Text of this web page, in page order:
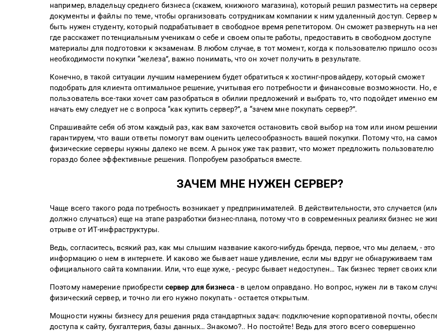
например, владельцу среднего бизнеса (скажем, книжного магазина), который решил разместить на
документы и файлы по теме, чтобы организовать сотрудникам компании к ним удаленный доступ. Сервер
быть нужен студенту, который подрабатывает в свободное время репетитором. Он сможет развернуть на
где расскажет потенциальным ученикам о себе и своем опыте работы, предоставить в свободном доступе
материалы для подготовки к экзаменам. В любом случае, в тот момент, когда к пользователю пришло
необходимости покупки “железа”, важно понимать, что он хочет получить в результате.
Конечно, в такой ситуации лучшим намерением будет обратиться к хостинг-провайдеру, который сможет
подобрать для клиента оптимальное решение, учитывая его потребности и финансовые возможности. Но,
пользователь все-таки хочет сам разобраться в обилии предложений и выбрать то, что подойдет именно
начать ему следует не с вопроса “как купить сервер?”, а “зачем мне покупать сервер?”.
Спрашивайте себя об этом каждый раз, как вам захочется остановить свой выбор на том или ином
гарантируем, что ваши ответы помогут вам оценить целесообразность вашей покупки. Потому что, на
физические серверы нужны далеко не всем. А рынок уже так развит, что может предложить пользователю
гораздо более эффективные решения. Попробуем разобраться вместе.
ЗАЧЕМ МНЕ НУЖЕН СЕРВЕР?
Чаще всего такого рода потребность возникает у предпринимателей. В действительности, это случается
должно случаться) еще на этапе разработки бизнес-плана, потому что в современных реалиях бизнес не
отрыве от ИТ-инфраструктуры.
Ведь, согласитесь, всякий раз, как мы слышим название какого-нибудь бренда, первое, что мы делаем, -
информацию о нем в интернете. И каково же бывает наше удивление, если мы вдруг не обнаруживаем там
официального сайта компании. Или, что еще хуже, - ресурс бывает недоступен… Так бизнес теряет своих
Поэтому намерение приобрести сервер для бизнеса- в целом оправдано. Но вопрос, нужен ли в таком
физический сервер, и точно ли его нужно покупать - остается открытым.
Мощности нужны бизнесу для решения ряда стандартных задач: подключение корпоративной почты,
доступа к сайту, бухгалтерия, базы данных… Знакомо?.. Но постойте! Ведь для этого всего совершенно